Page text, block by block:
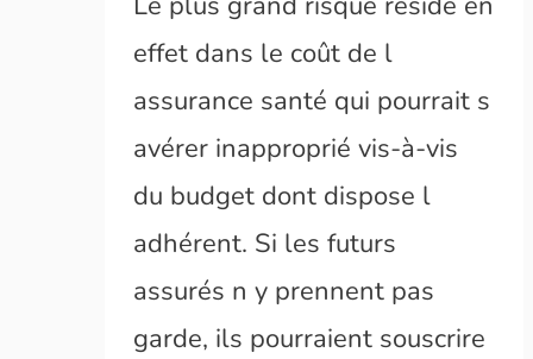
effet dans le coût de l
assurance santé qui pourrait s
avérer inapproprié vis-à-vis
du budget dont dispose l
adhérent. Si les futurs
assurés n y prennent pas
garde, ils pourraient souscrire